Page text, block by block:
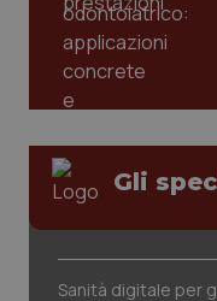
Gli
Sanità digitale per